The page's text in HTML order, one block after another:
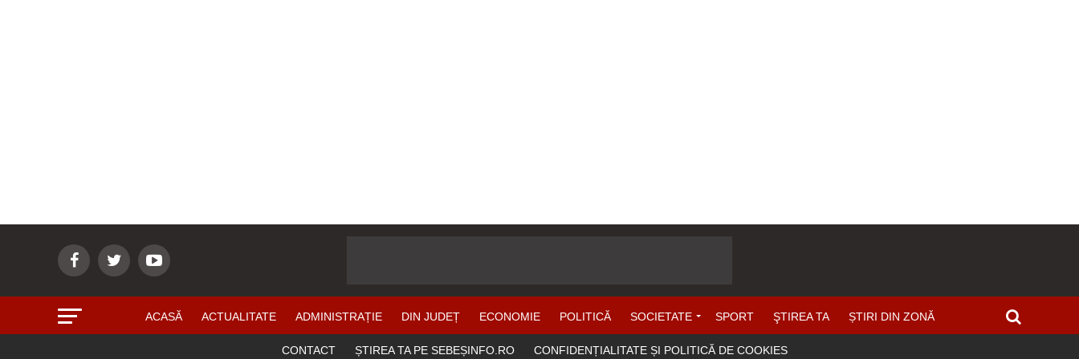
ACASĂ ACTUALITATE ADMINISTRAȚIE DIN JUDEȚ ECONOMIE POLITICĂ SOCIETATE SPORT ŞTIREA TA ȘTIRI DIN ZONĂ
CONTACT ȘTIREA TA PE SEBEȘINFO.RO CONFIDENȚIALITATE ȘI POLITICĂ DE COOKIES